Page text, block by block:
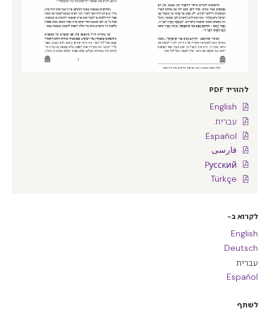
להוריד PDF
English
עברית
Español
فارسی
Pусский
Türkçe
לקרוא ב-
English
Deutsch
עברית
Español
לשתף